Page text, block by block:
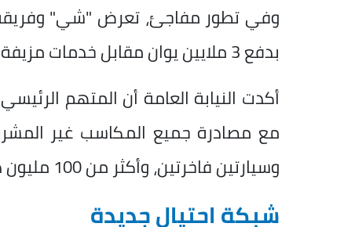
وفي تطور مفاجئ، تعرض "شي"
بدفع 3 ملايين يوان مقابل خدمات مزيفة لمكافحة غسل الأموال.
وسيارتين فاخرتين، وأكثر من 100 مليون دولار تايواني جديد في حسابات مصرفية.
شبكة احتيال جديدة